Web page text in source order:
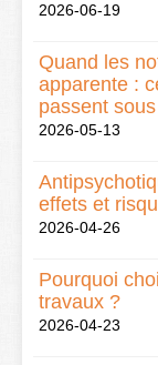
2026-06-19
Quand les
apparente :
passent
2026-05-13
effets et
2026-04-26
Pourquoi
travaux ?
2026-04-23